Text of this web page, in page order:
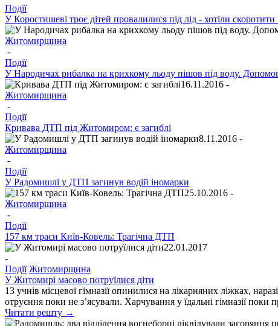
Події
У Коростишеві троє дітей провалилися під лід - хотіли
Житомирщина
-
Події
У Народичах рибалка на крихкому льоду пішов під воду.
16.11.2016 -
Житомирщина
-
Події
Кривава ДТП під Житомиром: є загиблі
8.11.2016 -
Житомирщина
-
Події
У Радомишлі у ДТП загинув водій іномарки
25.10.2016 -
Житомирщина
-
Події
157 км траси Київ-Ковель: Трагічна ДТП
22.01.2017
-
Події Житомирщина
У Житомирі масово потруїлися діти
13 учнів місцевої гімназії опинилися на лікарняних ліжках,
отруєння поки не з’ясували. Харчування у їдальні гімназії поки
Читати решту →